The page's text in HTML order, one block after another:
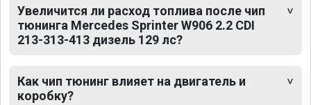
Увеличится ли расход топлива после чип
тюнинга Mercedes Sprinter W906 2.2 CDI
213-313-413 дизель 129 лс?
Как чип тюнинг влияет на двигатель и
коробку?